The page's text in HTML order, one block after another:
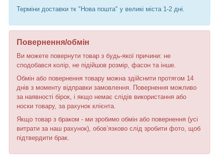
Терміни доставки тк "Нова пошта" у великі міста 1-2 дні.
Повернення/обмін
Ви можете повернути товар з будь-якої причини: не
сподобався колір, не підійшов розмір, фасон та інше.
Обмін або повернення товару можна здійснити протягом 14
днів з моменту відправки замовлення. Повернення можливо
за наявності бірок, і якщо немає слідів використання або
носки товару, за рахунок клієнта.
Якщо товар з браком - ми зробимо обмін або повернення (усі
витрати за наш рахунок), обов’язково слід зробити фото, щоб
підтвердити брак.